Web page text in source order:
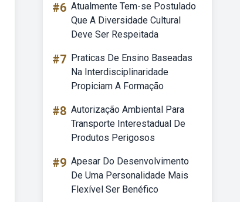
#6 Atualmente Tem-se Postulado
Que A Diversidade Cultural
Deve Ser Respeitada
#7 Praticas De Ensino Baseadas
Na Interdisciplinaridade
Propiciam A Formação
#8 Autorização Ambiental Para
Transporte Interestadual De
Produtos Perigosos
#9 Apesar Do Desenvolvimento
De Uma Personalidade Mais
Flexível Ser Benéfico